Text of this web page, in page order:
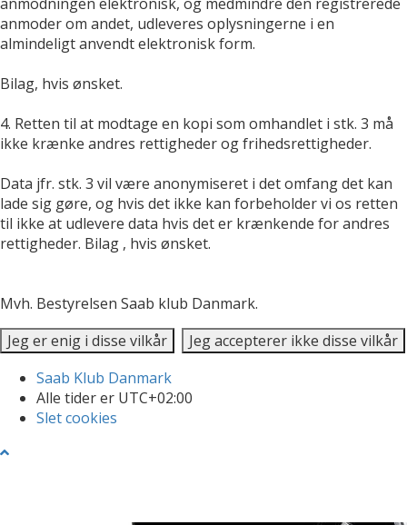
anmoder om andet, udleveres oplysningerne i en
almindeligt anvendt elektronisk form.
Bilag, hvis ønsket.
4. Retten til at modtage en kopi som omhandlet i stk. 3 må
ikke krænke andres rettigheder og frihedsrettigheder.
Data jfr. stk. 3 vil være anonymiseret i det omfang det kan
lade sig gøre, og hvis det ikke kan forbeholder vi os retten
til ikke at udlevere data hvis det er krænkende for andres
rettigheder. Bilag , hvis ønsket.
Mvh. Bestyrelsen Saab klub Danmark.
Saab Klub Danmark
Alle tider er UTC+02:00
Slet cookies